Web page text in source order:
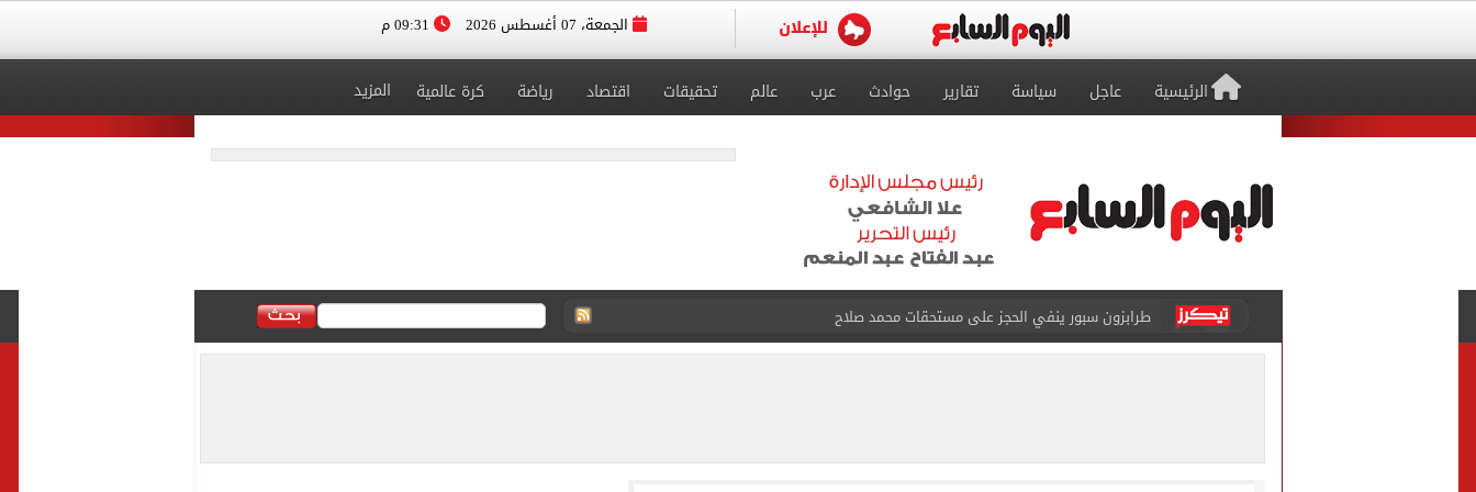
الجمعة، 07 أغسطس 2026
الرئيسية عاجل سياسة تقارير حوادث عرب عالم تحقيقات اقتصاد رياضة كرة عالمية المزيد
منتخب ناشئات كرة اليد يخسر أمام إسبانيا 27 - 26 فى نصف نهائى بطولة العالم
قفزة أعادت الزمن الجميل.. رأسية وائل جمعة فى مران الأهلي تستحضر أمجاد الصخرة
الزمالك يبلغ 4 لاعبين بعدم التواجد مع الفريق الأول بالموسم الجديد